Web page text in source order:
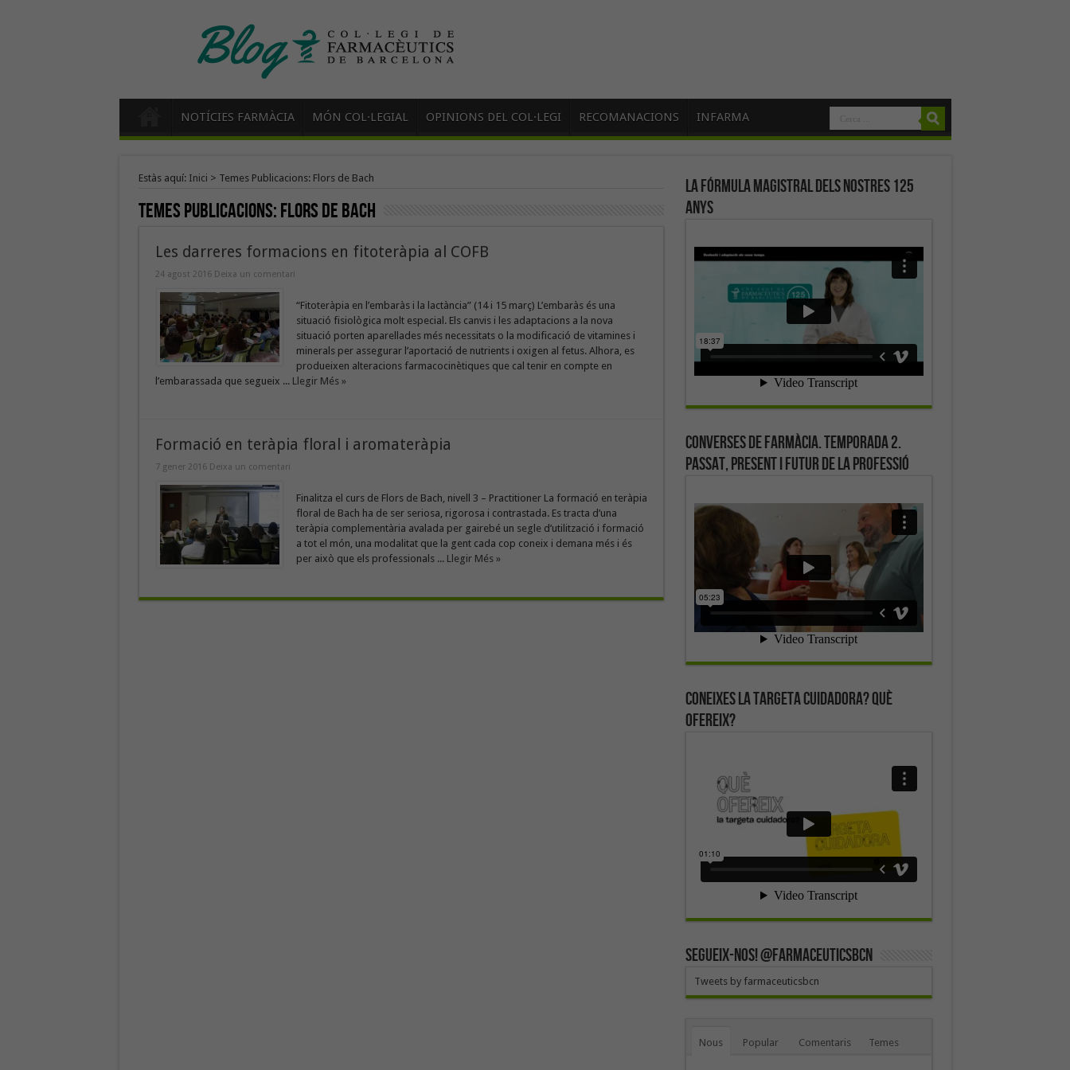
NOTÍCIES FARMÀCIA MÓN COL·LEGIAL OPINIONS DEL COL·LEGI RECOMANACIONS INFARMA
Estàs aquí: Inici > Temes Publicacions: Flors de Bach
Temes Publicacions:Flors de Bach
Les darreres formacions en fitoteràpia al COFB
24 agost 2016 Deixa un comentari
“Fitoteràpia en l’embaràs i la lactància” (14 i 15 març) L’embaràs és una
situació fisiològica molt especial. Els canvis i les adaptacions a la nova
situació porten aparellades més necessitats o la modificació de vitamines i
minerals per assegurar l’aportació de nutrients i oxigen al fetus. Alhora, es
produeixen alteracions farmacocinètiques que cal tenir en compte en
l’embarassada que segueix ... Llegir Més »
Formació en teràpia floral i aromateràpia
7 gener 2016 Deixa un comentari
Finalitza el curs de Flors de Bach, nivell 3 – Practitioner La formació en teràpia
floral de Bach ha de ser seriosa, rigorosa i contrastada. Es tracta d’una
teràpia complementària avalada per gairebé un segle d’utilització i formació
a tot el món, una modalitat que la gent cada cop coneix i demana més i és
per això que els professionals ... Llegir Més »
La fórmula magistral dels nostres 125
anys
Converses de farmàcia. Temporada 2.
Passat, present i futur de la professió
Coneixes la targeta cuidadora? Què
ofereix?
SEGUEIX-NOS! @farmaceuticsbcn
Tweets by farmaceuticsbcn
Nous Popular Comentaris Temes